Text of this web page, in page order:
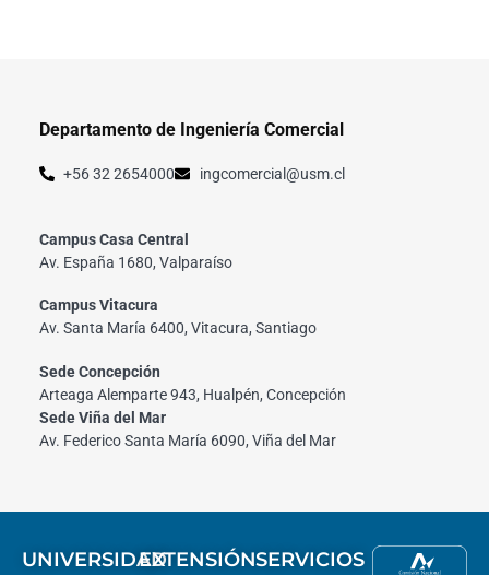
Departamento de Ingeniería Comercial
+56 32 2654000 ingcomercial@usm.cl
Campus Casa Central
Av. España 1680, Valparaíso
Campus Vitacura
Av. Santa María 6400, Vitacura, Santiago
Sede Concepción
Arteaga Alemparte 943, Hualpén, Concepción
Sede Viña del Mar
Av. Federico Santa María 6090, Viña del Mar
UNIVERSIDADEXTENSIÓNSERVICIOS